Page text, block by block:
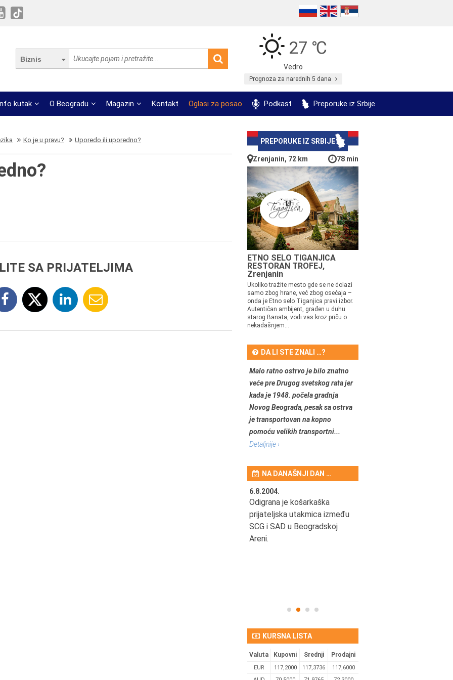
Biznis
27 ℃
Vedro
Prognoza za narednih 5 dana
kutak O Beogradu Magazin Kontakt Oglasi za posao Podkast Preporuke iz Srbije
Ko je u pravu? Uporedo ili uporedno?
SA PRIJATELJIMA
PREPORUKE IZ SRBIJE
Zrenjanin, 72 km 78 min
ETNO SELO TIGANJICA
RESTORAN TROFEJ,
Zrenjanin
Ukoliko tražite mesto gde se ne dolazi
samo zbog hrane, već zbog osećaja –
onda je Etno selo Tiganjica pravi izbor.
Autentičan ambijent, građen u duhu
starog Banata, vodi vas kroz priču o
nekadašnjem...
DA LI STE ZNALI …?
Malo ratno ostrvo je bilo znatno
veće pre Drugog svetskog rata jer
kada je 1948. počela gradnja
Novog Beograda, pesak sa ostrva
je transportovan na kopno
pomoću velikih transportni...
Detaljnije ›
NA DANAŠNJI DAN …
6.8.2004.
Odigrana je košarkaška
prijateljska utakmica između
SCG i SAD u Beogradskoj
Areni.
KURSNA LISTA
Valuta Kupovni Srednji Prodajni
EUR 117,2000 117,3736
117,6000